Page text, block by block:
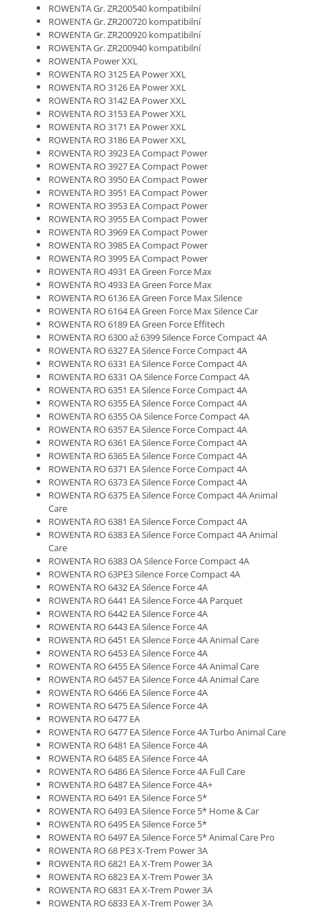
ROWENTA Gr. ZR200540 kompatibilní
ROWENTA Gr. ZR200720 kompatibilní
ROWENTA Gr. ZR200920 kompatibilní
ROWENTA Gr. ZR200940 kompatibilní
ROWENTA Power XXL
ROWENTA RO 3125 EA Power XXL
ROWENTA RO 3126 EA Power XXL
ROWENTA RO 3142 EA Power XXL
ROWENTA RO 3153 EA Power XXL
ROWENTA RO 3171 EA Power XXL
ROWENTA RO 3186 EA Power XXL
ROWENTA RO 3923 EA Compact Power
ROWENTA RO 3927 EA Compact Power
ROWENTA RO 3950 EA Compact Power
ROWENTA RO 3951 EA Compact Power
ROWENTA RO 3953 EA Compact Power
ROWENTA RO 3955 EA Compact Power
ROWENTA RO 3969 EA Compact Power
ROWENTA RO 3985 EA Compact Power
ROWENTA RO 3995 EA Compact Power
ROWENTA RO 4931 EA Green Force Max
ROWENTA RO 4933 EA Green Force Max
ROWENTA RO 6136 EA Green Force Max Silence
ROWENTA RO 6164 EA Green Force Max Silence Car
ROWENTA RO 6189 EA Green Force Effitech
ROWENTA RO 6300 až 6399 Silence Force Compact 4A
ROWENTA RO 6327 EA Silence Force Compact 4A
ROWENTA RO 6331 EA Silence Force Compact 4A
ROWENTA RO 6331 OA Silence Force Compact 4A
ROWENTA RO 6351 EA Silence Force Compact 4A
ROWENTA RO 6355 EA Silence Force Compact 4A
ROWENTA RO 6355 OA Silence Force Compact 4A
ROWENTA RO 6357 EA Silence Force Compact 4A
ROWENTA RO 6361 EA Silence Force Compact 4A
ROWENTA RO 6365 EA Silence Force Compact 4A
ROWENTA RO 6371 EA Silence Force Compact 4A
ROWENTA RO 6373 EA Silence Force Compact 4A
ROWENTA RO 6375 EA Silence Force Compact 4A Animal
Care
ROWENTA RO 6381 EA Silence Force Compact 4A
ROWENTA RO 6383 EA Silence Force Compact 4A Animal
Care
ROWENTA RO 6383 OA Silence Force Compact 4A
ROWENTA RO 63PE3 Silence Force Compact 4A
ROWENTA RO 6432 EA Silence Force 4A
ROWENTA RO 6441 EA Silence Force 4A Parquet
ROWENTA RO 6442 EA Silence Force 4A
ROWENTA RO 6443 EA Silence Force 4A
ROWENTA RO 6451 EA Silence Force 4A Animal Care
ROWENTA RO 6453 EA Silence Force 4A
ROWENTA RO 6455 EA Silence Force 4A Animal Care
ROWENTA RO 6457 EA Silence Force 4A Animal Care
ROWENTA RO 6466 EA Silence Force 4A
ROWENTA RO 6475 EA Silence Force 4A
ROWENTA RO 6477 EA
ROWENTA RO 6477 EA Silence Force 4A Turbo Animal Care
ROWENTA RO 6481 EA Silence Force 4A
ROWENTA RO 6485 EA Silence Force 4A
ROWENTA RO 6486 EA Silence Force 4A Full Care
ROWENTA RO 6487 EA Silence Force 4A+
ROWENTA RO 6491 EA Silence Force 5*
ROWENTA RO 6493 EA Silence Force 5* Home & Car
ROWENTA RO 6495 EA Silence Force 5*
ROWENTA RO 6497 EA Silence Force 5* Animal Care Pro
ROWENTA RO 68 PE3 X-Trem Power 3A
ROWENTA RO 6821 EA X-Trem Power 3A
ROWENTA RO 6823 EA X-Trem Power 3A
ROWENTA RO 6831 EA X-Trem Power 3A
ROWENTA RO 6833 EA X-Trem Power 3A